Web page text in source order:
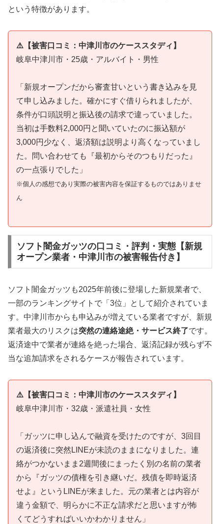
という特徴があります。
⚠️【被害口コミ：中津川市のケーススタディ】
岐阜中津川市・25歳・アルバイト・男性
「新規オープンだから審査甘いという書き込みを見
て申し込みました。確かにすぐ借りられましたが、
条件が口頭説明と振込後の請求で違っていました。
当初は手数料2,000円と聞いていたのに振込額が
3,000円少なく、返済額は説明より高くなっていまし
た。問い合わせても『最初からそのつもりだった』
の一点張りでした」
※個人の感想であり実際の被害内容を保証するものではありませ
ん
ソフト闇金ガッツの口コミ・評判・実態【新規
オープン業者・中津川市の被害報告付き】
ソフト闇金ガッツも2025年前後に登場した新規業者で、
一部のランキングサイトで「3位」として紹介されていま
す。中津川市からも申込みが増えている業者ですが、新規
業者最大のリスクは突然の連絡途絶・サービス終了です。
返済途中で業者が連絡を絶った場合、返済記録が残らず不
当な追加請求をされるケースが報告されています。
⚠️【被害口コミ：中津川市のケーススタディ】
岐阜中津川市・32歳・派遣社員・女性
「ガッツに申し込んで融資を受けたのですが、3回目
の返済後に突然LINEが未読のままになりました。連
絡がつかないまま2週間後にまったく別の名前の業者
から『ガッツの債権を引き継いだ。残債を即時返済
せよ』というLINEが来ました。元の業者とは内容が
違う金額で、明らかに不正な請求だと思いますが怖
くてどうすればいいかわかりません」